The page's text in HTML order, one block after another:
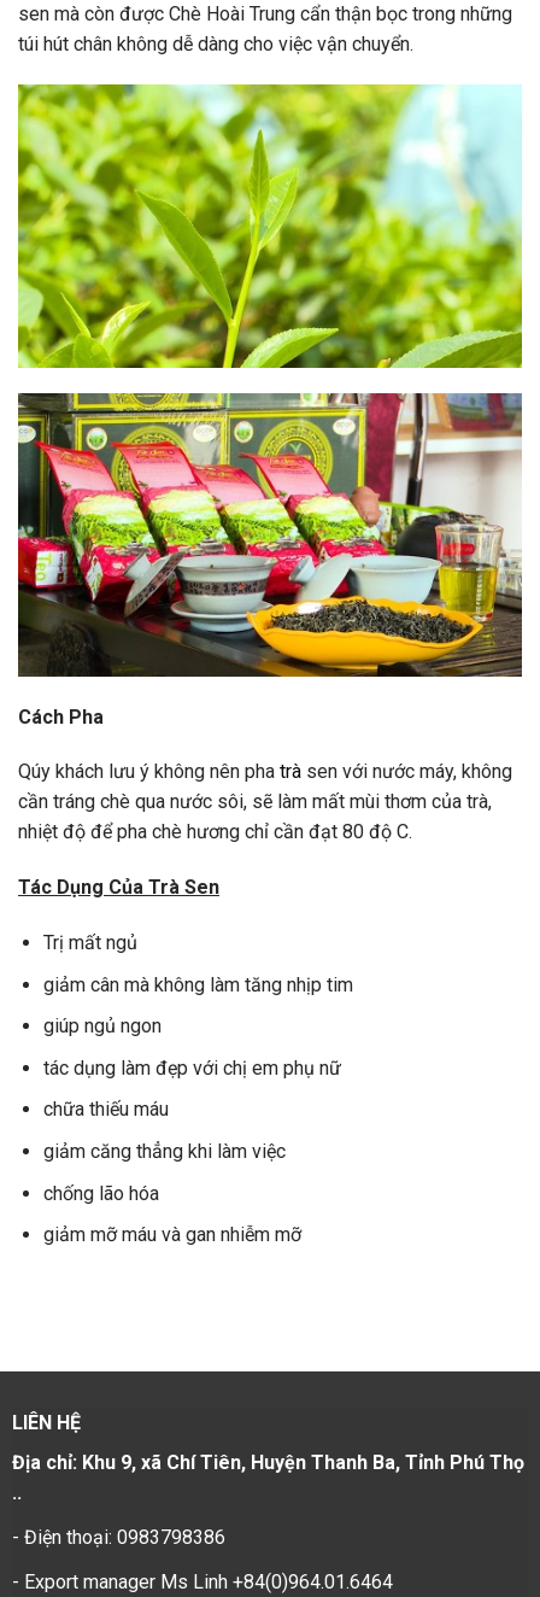
sen mà còn được Chè Hoài Trung cẩn thận bọc trong những
túi hút chân không dễ dàng cho việc vận chuyển.
Cách Pha
Qúy khách lưu ý không nên pha trà sen với nước máy, không
cần tráng chè qua nước sôi, sẽ làm mất mùi thơm của trà,
nhiệt độ để pha chè hương chỉ cần đạt 80 độ C.
Tác Dụng Của Trà Sen
Trị mất ngủ
giảm cân mà không làm tăng nhịp tim
giúp ngủ ngon
tác dụng làm đẹp với chị em phụ nữ
chữa thiếu máu
giảm căng thẳng khi làm việc
chống lão hóa
giảm mỡ máu và gan nhiễm mỡ
LIÊN HỆ
Địa chỉ: Khu 9, xã Chí Tiên, Huyện Thanh Ba, Tỉnh Phú Thọ
..
- Điện thoại: 0983798386
- Export manager Ms Linh +84(0)964.01.6464